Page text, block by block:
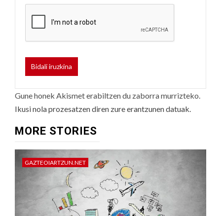
Gune honek Akismet erabiltzen du zaborra murrizteko.
Ikusi nola prozesatzen diren zure erantzunen datuak.
MORE STORIES
GAZTEOIARTZUN.NET